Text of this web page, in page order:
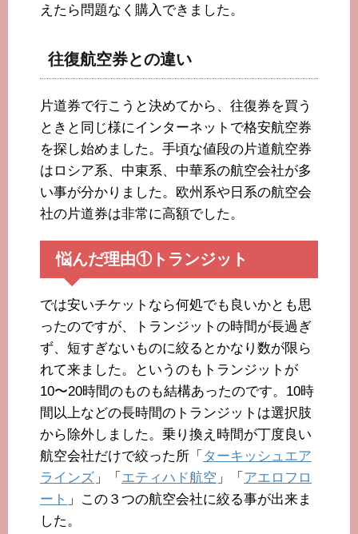
えたら問題なく購入できました。
往復航空券との違い
片道券で行こうと決めてから、往復券を買う
ときと同じ様にインターネットで格安航空券
を探し始めました。手頃な値段の片道航空券
はロシア系、中東系、中華系の航空会社が多
い事が分かりました。欧州系や日系の航空会
社の片道券は非常に高額でした。
悩んだ理由①トランジット
では安いチケットなら何処でも良いかとも思
ったのですが、トランジットの時間が長過ぎ
ず、短すぎないものに絞るとかなり数が限ら
れて来ました。というのもトランジットが
10〜20時間のものも結構あったのです。10時
間以上などの長時間のトランジットは選択肢
から除外しました。乗り換え時間が丁度良い
航空会社だけで絞った所「 ターキッシュエア
ラインズ 」「 エティハド航空 」「 アエロフロ
ート 」この３つの航空会社に絞る事が出来ま
した。